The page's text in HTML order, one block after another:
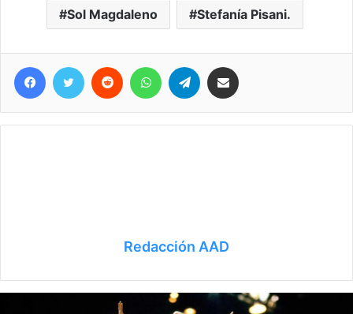
Sol Magdaleno Stefanía Pisani.
Telegram
Redacción AAD